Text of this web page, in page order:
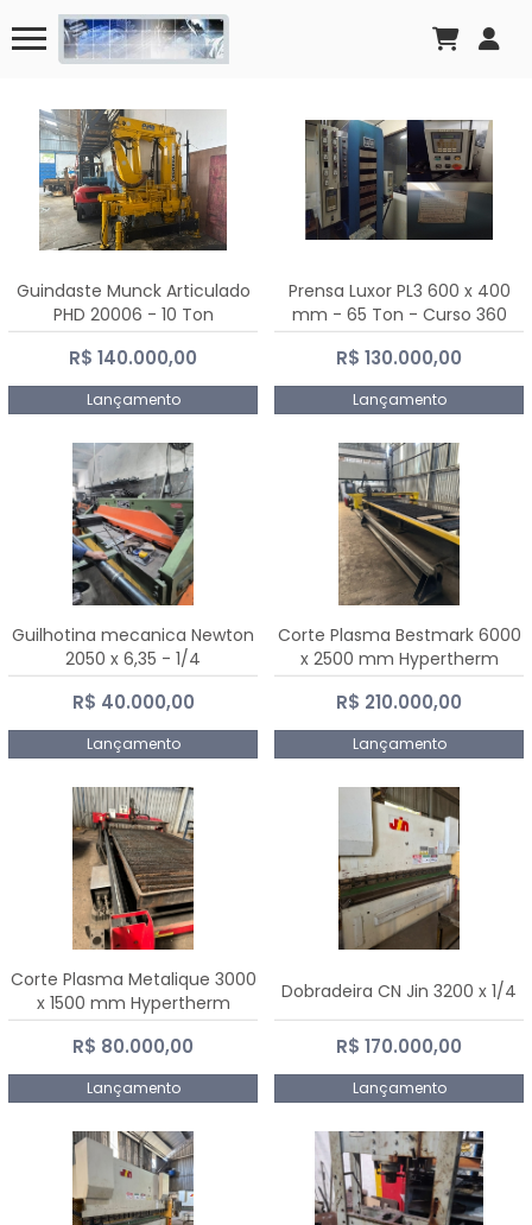
Guindaste Munck Articulado
PHD 20006 - 10 Ton
R$ 140.000,00
Lançamento
Prensa Luxor PL3 600 x 400
mm - 65 Ton - Curso 360
mm
R$ 130.000,00
Lançamento
Guilhotina mecanica Newton
2050 x 6,35 - 1/4
R$ 40.000,00
Lançamento
Corte Plasma Bestmark 6000
x 2500 mm Hypertherm
MaxPro 200
R$ 210.000,00
Lançamento
Corte Plasma Metalique 3000
x 1500 mm Hypertherm
Powermax 45 xp
R$ 80.000,00
Lançamento
Dobradeira CN Jin 3200 x 1/4
R$ 170.000,00
Lançamento